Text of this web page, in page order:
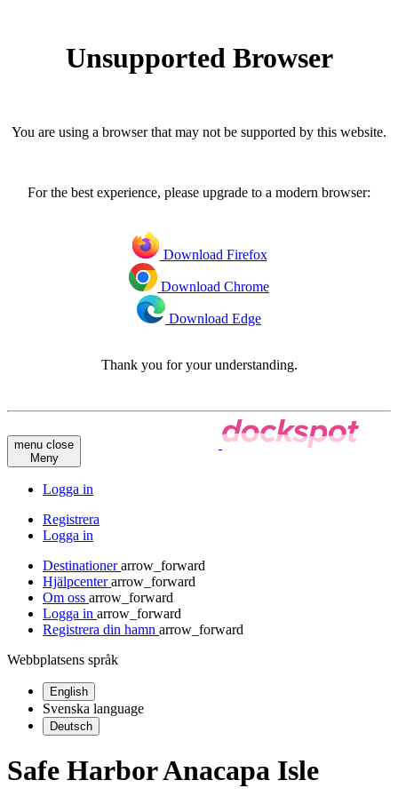
Unsupported Browser
You are using a browser that may not be supported by this website.
For the best experience, please upgrade to a modern browser:
Download Firefox
Download Chrome
Download Edge
Thank you for your understanding.
menu close
Meny
Logga in
Registrera
Logga in
Destinationerarrow_forward
Hjälpcenterarrow_forward
Om oss arrow_forward
Logga in arrow_forward
Registrera din hamn arrow_forward
Webbplatsens språk
English
Svenska language
Deutsch
Safe Harbor Anacapa Isle